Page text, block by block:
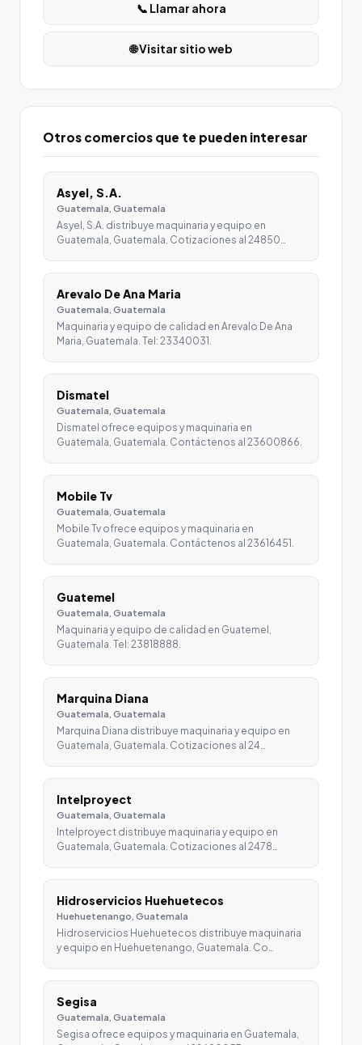
📞 Llamar ahora
🌐 Visitar sitio web
Otros comercios que te pueden interesar
Asyel, S.A.
Guatemala, Guatemala
Asyel, S.A. distribuye maquinaria y equipo en
Guatemala, Guatemala. Cotizaciones al 24850…
Arevalo De Ana Maria
Guatemala, Guatemala
Maquinaria y equipo de calidad en Arevalo De Ana
Maria, Guatemala. Tel: 23340031.
Dismatel
Guatemala, Guatemala
Dismatel ofrece equipos y maquinaria en
Guatemala, Guatemala. Contáctenos al 23600866.
Mobile Tv
Guatemala, Guatemala
Mobile Tv ofrece equipos y maquinaria en
Guatemala, Guatemala. Contáctenos al 23616451.
Guatemel
Guatemala, Guatemala
Maquinaria y equipo de calidad en Guatemel,
Guatemala. Tel: 23818888.
Marquina Diana
Guatemala, Guatemala
Marquina Diana distribuye maquinaria y equipo en
Guatemala, Guatemala. Cotizaciones al 24…
Intelproyect
Guatemala, Guatemala
Intelproyect distribuye maquinaria y equipo en
Guatemala, Guatemala. Cotizaciones al 2478…
Hidroservicios Huehuetecos
Huehuetenango, Guatemala
Hidroservicios Huehuetecos distribuye maquinaria
y equipo en Huehuetenango, Guatemala. Co…
Segisa
Guatemala, Guatemala
Segisa ofrece equipos y maquinaria en Guatemala,